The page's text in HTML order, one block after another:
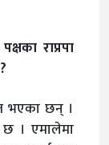
राप्रपा
भएका छन् ।
छ । एमालेमा